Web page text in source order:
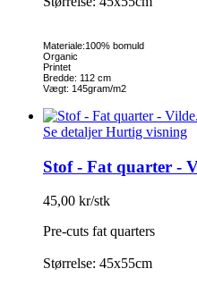
Materiale:100% bomuld
Organic
Printet
Bredde: 112 cm
Vægt: 145gram/m2
Se detaljerHurtig visning
Stof - Fat quarter -
45,00 kr/stk
Pre-cuts fat quarters
Størrelse: 45x55cm